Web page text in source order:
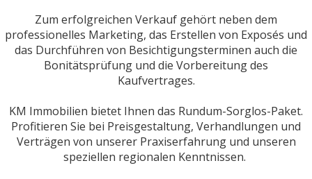
Zum erfolgreichen Verkauf gehört neben dem
professionelles Marketing, das Erstellen von Exposés und
das Durchführen von Besichtigungsterminen auch die
Bonitätsprüfung und die Vorbereitung des
Kaufvertrages.
KM Immobilien bietet Ihnen das Rundum-Sorglos-Paket.
Profitieren Sie bei Preisgestaltung, Verhandlungen und
Verträgen von unserer Praxiserfahrung und unseren
speziellen regionalen Kenntnissen.